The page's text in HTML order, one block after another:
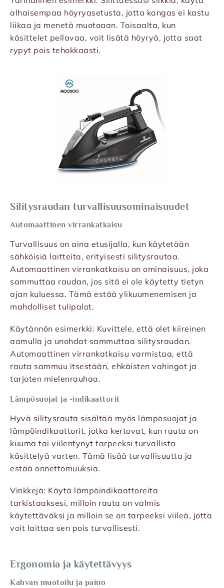
alhaisempaa höyryasetusta, jotta kangas ei kastu
liikaa ja menetä muotoaan. Toisaalta, kun
käsittelet pellavaa, voit lisätä höyryä, jotta saat
rypyt pois tehokkaasti.
Silitysraudan turvallisuusominaisuudet
Automaattinen virrankatkaisu
Turvallisuus on aina etusijalla, kun käytetään
sähköisiä laitteita, erityisesti silitysrautaa.
Automaattinen virrankatkaisu on ominaisuus, joka
sammuttaa raudan, jos sitä ei ole käytetty tietyn
ajan kuluessa. Tämä estää ylikuumenemisen ja
mahdolliset tulipalot.
Käytännön esimerkki: Kuvittele, että olet kiireinen
aamulla ja unohdat sammuttaa silitysraudan.
Automaattinen virrankatkaisu varmistaa, että
rauta sammuu itsestään, ehkäisten vahingot ja
tarjoten mielenrauhaa.
Lämpösuojat ja -indikaattorit
Hyvä silitysrauta sisältää myös lämpösuojat ja
lämpöindikaattorit, jotka kertovat, kun rauta on
kuuma tai viilentynyt tarpeeksi turvallista
käsittelyä varten. Tämä lisää turvallisuutta ja
estää onnettomuuksia.
Vinkkejä: Käytä lämpöindikaattoreita
tarkistaaksesi, milloin rauta on valmis
käytettäväksi ja milloin se on tarpeeksi viileä, jotta
voit laittaa sen pois turvallisesti.
Ergonomia ja käytettävyys
Kahvan muotoilu ja paino